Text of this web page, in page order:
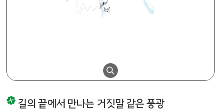
길의 끝에서 만나는 거짓말 같은 풍광